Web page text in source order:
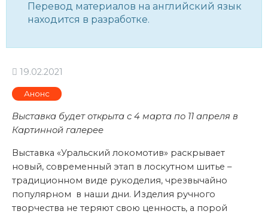
Перевод материалов на английский язык
находится в разработке.
19.02.2021
Анонс
Выставка будет открыта с 4 марта по 11 апреля в
Картинной галерее
Выставка «Уральский локомотив» раскрывает
новый, современный этап в лоскутном шитье –
традиционном виде рукоделия, чрезвычайно
популярном в наши дни. Изделия ручного
творчества не теряют свою ценность, а порой